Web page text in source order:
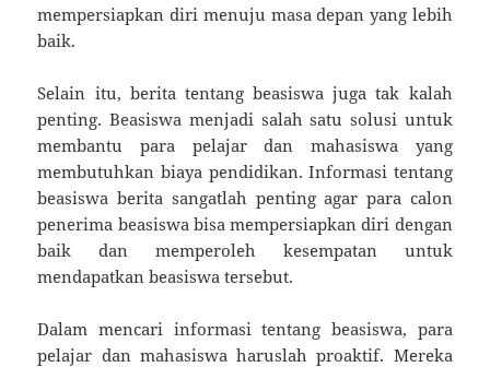
mempersiapkan diri menuju masa depan yang lebih
baik.
Selain itu, berita tentang beasiswa juga tak kalah
penting. Beasiswa menjadi salah satu solusi untuk
membantu para pelajar dan mahasiswa yang
membutuhkan biaya pendidikan. Informasi tentang
beasiswa berita sangatlah penting agar para calon
penerima beasiswa bisa mempersiapkan diri dengan
baik dan memperoleh kesempatan untuk
mendapatkan beasiswa tersebut.
Dalam mencari informasi tentang beasiswa, para
pelajar dan mahasiswa haruslah proaktif. Mereka